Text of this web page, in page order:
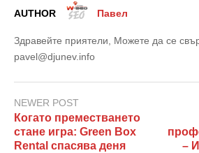
AUTHOR Павел
Здравейте приятели, Можете да се
pavel@djunev.info
NEWER POST
Когато преместването
стане игра: Green Box
Rental спасява деня
–